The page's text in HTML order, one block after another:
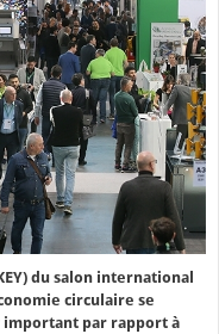
du salon international
circulaire se
important par rapport à